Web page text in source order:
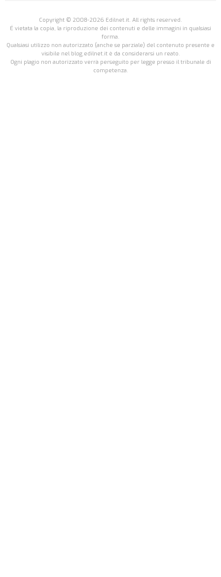
Copyright © 2008-2026 Edilnet.it. All rights reserved.
É vietata la copia, la riproduzione dei contenuti e delle immagini in qualsiasi
forma.
Qualsiasi utilizzo non autorizzato (anche se parziale) del contenuto presente e
visibile nel blog.edilnet.it è da considerarsi un reato.
Ogni plagio non autorizzato verrà perseguito per legge presso il tribunale di
competenza.